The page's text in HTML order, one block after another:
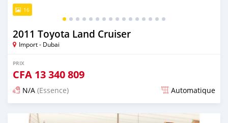
16
2011 Toyota Land Cruiser
Import - Dubai
PRIX
CFA 13 340 809
N/A (Essence) Automatique
Publié il y a presque 6 ans